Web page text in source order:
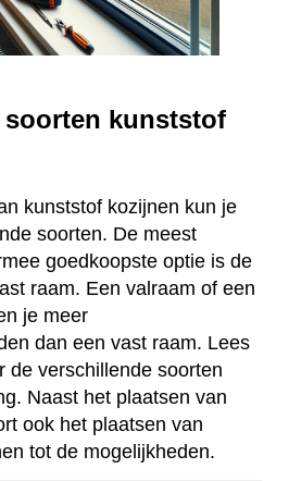
kunststof
kunststof kozijnen kun je
soorten. De meest
goedkoopste optie is de
raam. Een valraam of een
je meer
dan een vast raam. Lees
de verschillende soorten
Naast het plaatsen van
ook het plaatsen van
tot de mogelijkheden.